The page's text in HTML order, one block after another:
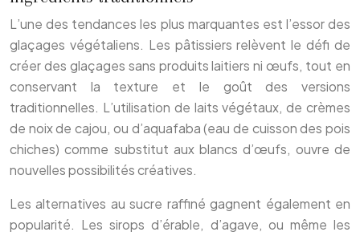
L’une des tendances les plus marquantes est l’essor des
glaçages végétaliens. Les pâtissiers relèvent le défi de
créer des glaçages sans produits laitiers ni œufs, tout en
conservant la texture et le goût des versions
traditionnelles. L’utilisation de laits végétaux, de crèmes
de noix de cajou, ou d’aquafaba (eau de cuisson des pois
chiches) comme substitut aux blancs d’œufs, ouvre de
nouvelles possibilités créatives.
Les alternatives au sucre raffiné gagnent également en
popularité. Les sirops d’érable, d’agave, ou même les